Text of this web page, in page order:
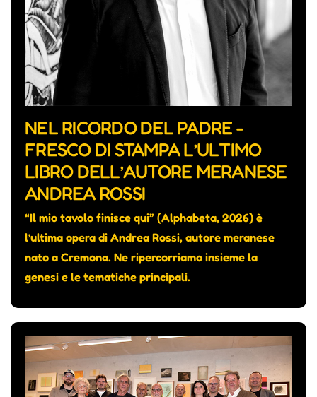
NEL RICORDO DEL PADRE -
FRESCO DI STAMPA L’ULTIMO
LIBRO DELL’AUTORE MERANESE
ANDREA ROSSI
“Il mio tavolo finisce qui” (Alphabeta, 2026) è
l’ultima opera di Andrea Rossi, autore meranese
nato a Cremona. Ne ripercorriamo insieme la
genesi e le tematiche principali.